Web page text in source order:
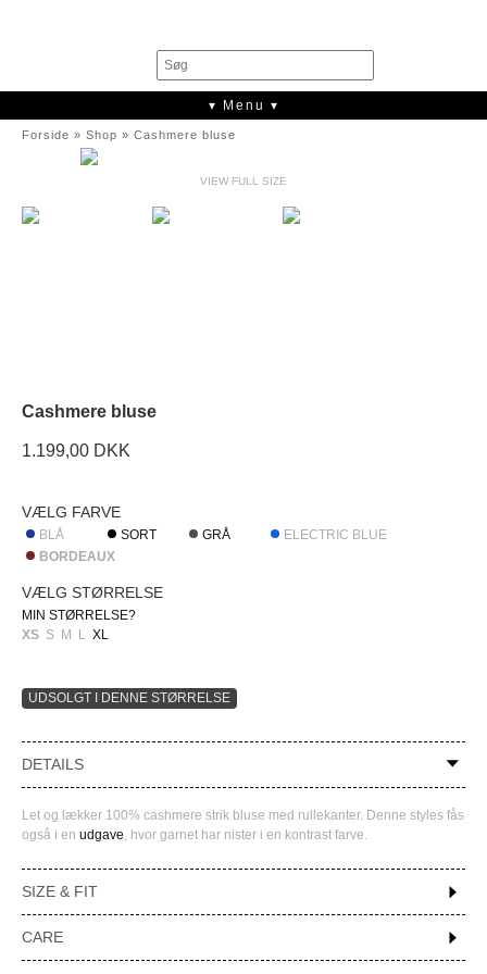
▾ Menu ▾
Forside » Shop » Cashmere bluse
VIEW FULL SIZE
Cashmere bluse
1.199,00 DKK
VÆLG FARVE
BLÅ SORT GRÅ
ELECTRIC BLUE
BORDEAUX
VÆLG STØRRELSE
MIN STØRRELSE?
XS S M L XL
DETAILS
Let og lækker 100% cashmere strik bluse med rullekanter. Denne styles fås
også i en udgave, hvor garnet har nister i en kontrast farve.
SIZE & FIT
CARE